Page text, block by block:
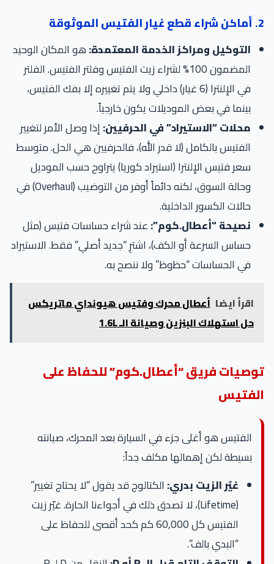
2. أماكن شراء قطع غيار الفتيس الموثوقة
التوكيل ومراكز الخدمة المعتمدة:هو المكان الوحيد
المضمون 100% لشراء زيت الفتيس وفلتر الفتيس. الفلتر
في الإلنترا (6 غيار) داخلي ولا يتم تغييره إلا بفك الفتيس،
بينما في بعض الموديلات يكون خارجياً.
محلات “الاستيراد” في الحرفيين:إذا وصل الأمر لتغيير
الفتيس بالكامل (لا قدر الله)، فالحرفيين هي الحل. متوسط
سعر فتيس الإلنترا (استيراد كوريا) يتراوح حسب الموديل
وحالة السوق، لكنه دائماً أوفر من التوضيب (Overhaul) في
حالات الكسور الداخلية.
نصيحة “أعطال.كوم”:عند شراء حساسات فتيس (مثل
حساس السرعة أو الكف)، اشترِ “جديد أصلي” فقط. الاستيراد
في الحساسات “حظوظ” ولا ننصح به.
اقرأ ايضا أعطال محرك وفتيس هيونداي ماتريكس
حل استهلاك البنزين وصيانة الـ 1.6L
توصيات فريق “أعطال.كوم” للحفاظ على
الفتيس
الفتيس هو أغلى جزء في السيارة بعد المحرك، صيانته
بسيطة لكن إهمالها مكلف جداً:
غيّر الزيت بدري: الكتالوج قد يقول “لا يحتاج تغيير”
(Lifetime)، لا تصدق ذلك في أجواءنا الحارة. غيّر زيت
الفتيس كل 60,000 كم كحد أقصى للحفاظ على
“البدي بالف”.